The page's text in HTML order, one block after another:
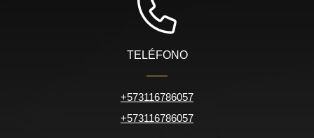
TELÉFONO
+573116786057
+573116786057